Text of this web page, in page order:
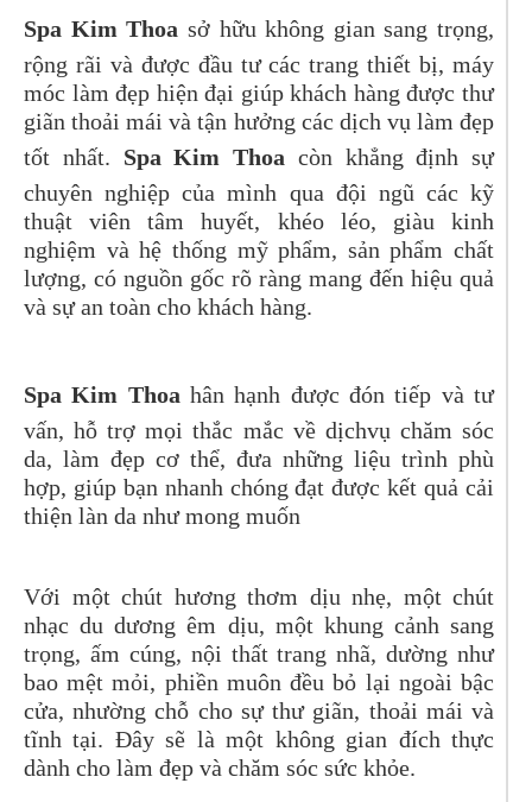
Spa Kim Thoa sở hữu không gian sang trọng,
rộng rãi và được đầu tư các trang thiết bị, máy
móc làm đẹp hiện đại giúp khách hàng được thư
giãn thoải mái và tận hưởng các dịch vụ làm đẹp
tốt nhất. Spa Kim Thoa còn khẳng định sự
chuyên nghiệp của mình qua đội ngũ các kỹ
thuật viên tâm huyết, khéo léo, giàu kinh
nghiệm và hệ thống mỹ phẩm, sản phẩm chất
lượng, có nguồn gốc rõ ràng mang đến hiệu quả
và sự an toàn cho khách hàng.
Spa Kim Thoa hân hạnh được đón tiếp và tư
vấn, hỗ trợ mọi thắc mắc về dịchvụ chăm sóc
da, làm đẹp cơ thể, đưa những liệu trình phù
hợp, giúp bạn nhanh chóng đạt được kết quả cải
thiện làn da như mong muốn
Với một chút hương thơm dịu nhẹ, một chút
nhạc du dương êm dịu, một khung cảnh sang
trọng, ấm cúng, nội thất trang nhã, dường như
bao mệt mỏi, phiền muôn đều bỏ lại ngoài bậc
cửa, nhường chỗ cho sự thư giãn, thoải mái và
tĩnh tại. Đây sẽ là một không gian đích thực
dành cho làm đẹp và chăm sóc sức khỏe.